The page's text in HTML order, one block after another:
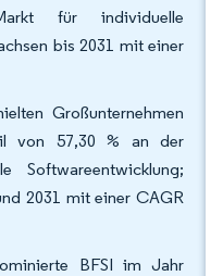
für individuelle
bis 2031 mit einer
Großunternehmen
von 57,30 % an der
Softwareentwicklung;
2031 mit einer CAGR
BFSI im Jahr